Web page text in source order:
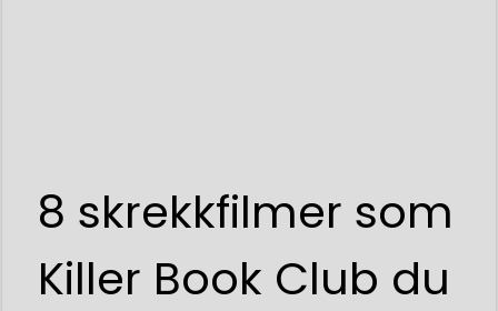
8 skrekkfilmer som
Killer Book Club du